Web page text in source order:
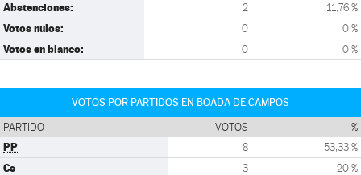
Abstenciones: 2 11,76 %
Votos nulos: 0 0 %
Votos en blanco: 0 0 %
VOTOS POR PARTIDOS EN BOADA DE CAMPOS
PARTIDO VOTOS %
PP 8 53,33 %
Cs 3 20 %